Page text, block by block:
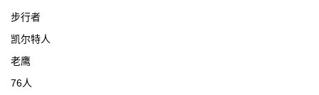
步行者
凯尔特人
老鹰
76人